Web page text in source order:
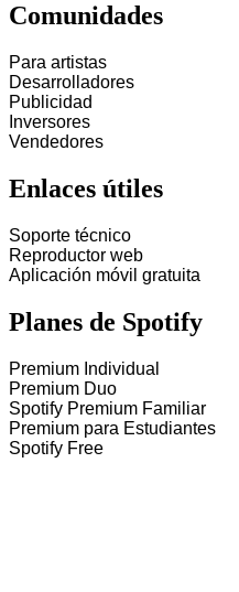
Comunidades
Para artistas
Desarrolladores
Publicidad
Inversores
Vendedores
Enlaces útiles
Soporte técnico
Reproductor web
Aplicación móvil gratuita
Planes de Spotify
Premium Individual
Premium Duo
Spotify Premium Familiar
Premium para Estudiantes
Spotify Free